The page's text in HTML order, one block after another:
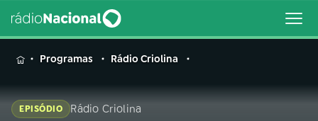
MENUProgramas Rádio Criolina
EPISÓDIO Rádio Criolina